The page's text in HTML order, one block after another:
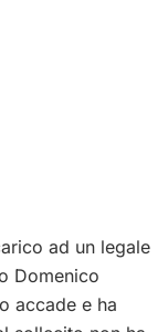
ad un legale
Domenico
accade e ha